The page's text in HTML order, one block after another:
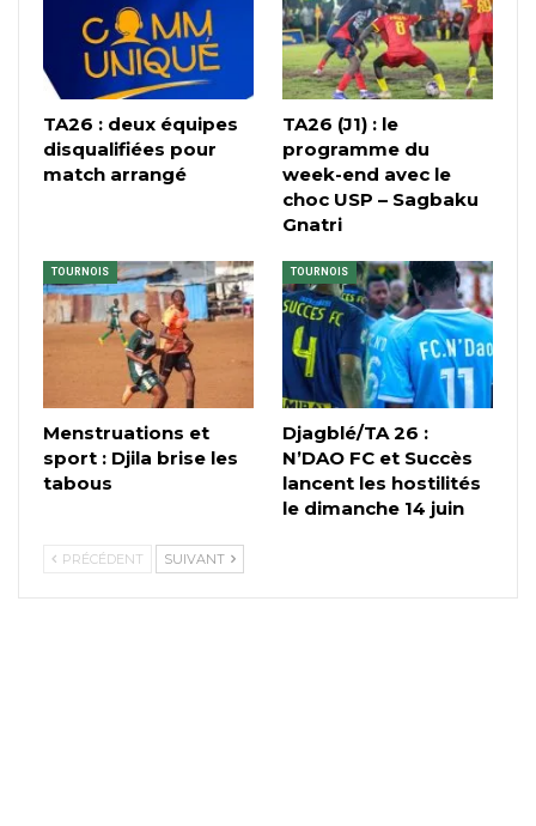
TA26 : deux équipes
disqualifiées pour
match arrangé
TA26 (J1) : le
programme du
week-end avec le
choc USP – Sagbaku
Gnatri
TOURNOIS
Menstruations et
sport : Djila brise les
tabous
TOURNOIS
Djagblé/TA 26 :
N’DAO FC et Succès
lancent les hostilités
le dimanche 14 juin
PRÉCÉDENT SUIVANT